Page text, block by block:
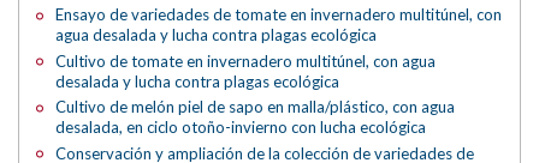
Ensayo de variedades de tomate en invernadero multitúnel, con
agua desalada y lucha contra plagas ecológica
Cultivo de tomate en invernadero multitúnel, con agua
desalada y lucha contra plagas ecológica
Cultivo de melón piel de sapo en malla/plástico, con agua
desalada, en ciclo otoño-invierno con lucha ecológica
Conservación y ampliación de la colección de variedades de